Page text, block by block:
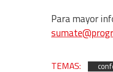
Para mayor
TEMAS: